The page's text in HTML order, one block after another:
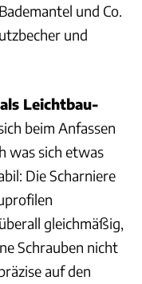
und Co.
und
Leichtbau-
beim Anfassen
was sich etwas
Die Scharniere
gleichmäßig,
Schrauben nicht
auf den